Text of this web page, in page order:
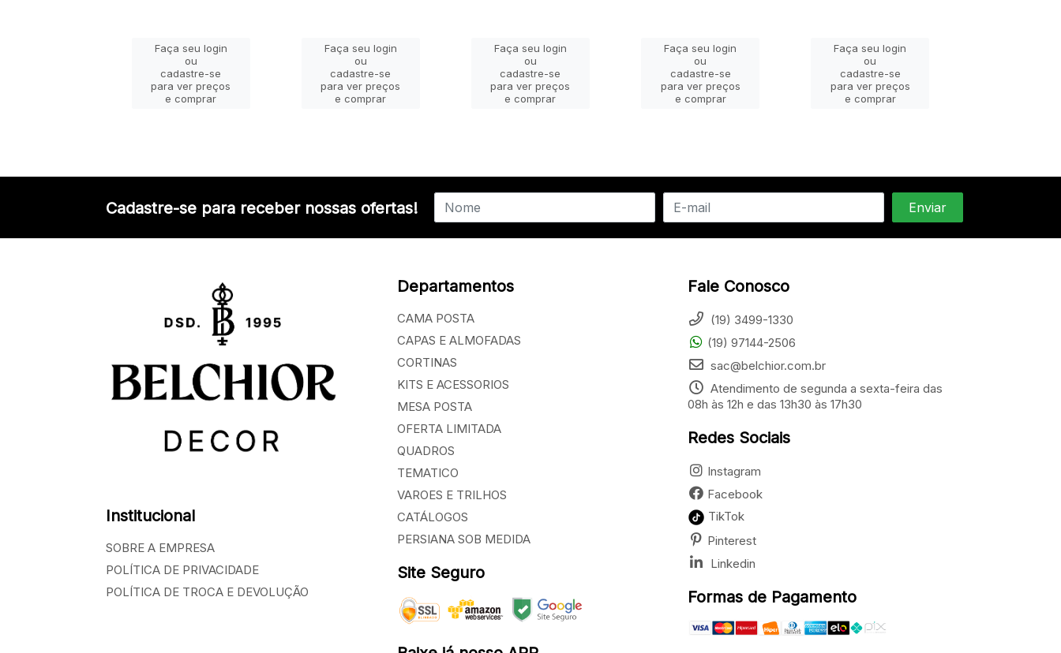
Faça seu login
ou
cadastre-se
para ver preços
e comprar
Faça seu login
ou
cadastre-se
para ver preços
e comprar
Faça seu login
ou
cadastre-se
para ver preços
e comprar
Faça seu login
ou
cadastre-se
para ver preços
e comprar
Faça seu login
ou
cadastre-se
para ver preços
e comprar
Cadastre-se para receber nossas ofertas!
Institucional
SOBRE A EMPRESA
POLÍTICA DE PRIVACIDADE
POLÍTICA DE TROCA E DEVOLUÇÃO
Departamentos
CAMA POSTA
CAPAS E ALMOFADAS
CORTINAS
KITS E ACESSORIOS
MESA POSTA
OFERTA LIMITADA
QUADROS
TEMATICO
VAROES E TRILHOS
CATÁLOGOS
PERSIANA SOB MEDIDA
Site Seguro
Fale Conosco
(19) 3499-1330
(19) 97144-2506
sac@belchior.com.br
Atendimento de segunda a sexta-feira das
08h às 12h e das 13h30 às 17h30
Redes Sociais
Instagram
Facebook
TikTok
Pinterest
Linkedin
Formas de Pagamento